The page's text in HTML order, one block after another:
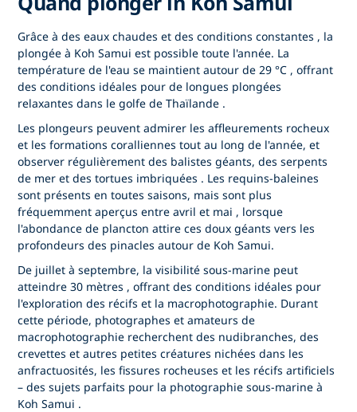
Grâce à des eaux chaudes et des conditions constantes , la
plongée à Koh Samui est possible toute l'année. La
température de l'eau se maintient autour de 29 °C , offrant
des conditions idéales pour de longues plongées
relaxantes dans legolfe de Thaïlande .
Les plongeurs peuvent admirer les affleurements rocheux
et les formations coralliennes tout au long de l'année, et
observer régulièrement des balistes géants, des serpents
de mer et des tortues imbriquées . Les requins-baleines
sont présents en toutes saisons, mais sont plus
fréquemment aperçus entreavril et mai , lorsque
l'abondance de plancton attire ces doux géants vers les
profondeurs des pinacles autour de Koh Samui.
De juillet à septembre, la visibilité sous-marine peut
atteindre 30 mètres , offrant des conditions idéales pour
l'exploration des récifs et la macrophotographie. Durant
cette période, photographes et amateurs de
macrophotographie recherchentdes nudibranches, des
crevettes et autres petites créatures nichées dans les
anfractuosités, les fissures rocheuses et les récifs artificiels
– des sujets parfaits pour la photographie sous-marine à
Koh Samui .